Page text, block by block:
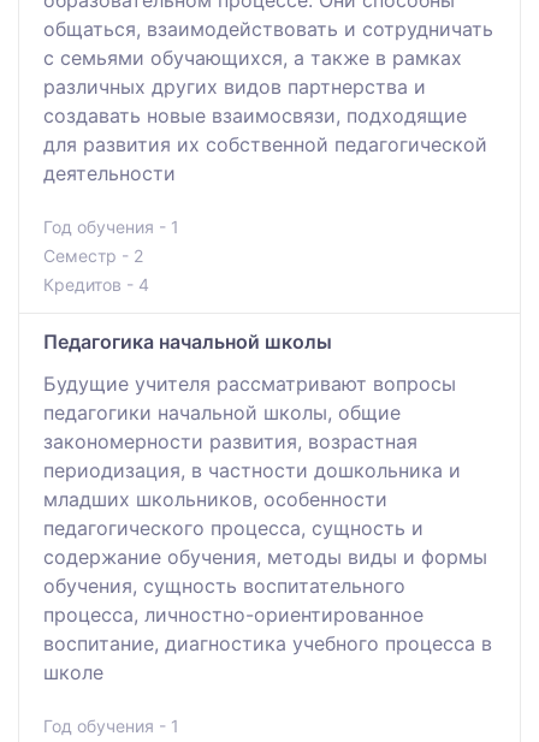
общаться, взаимодействовать и сотрудничать
с семьями обучающихся, а также в рамках
различных других видов партнерства и
создавать новые взаимосвязи, подходящие
для развития их собственной педагогической
деятельности
Год обучения - 1
Семестр - 2
Кредитов - 4
Педагогика начальной школы
Будущие учителя рассматривают вопросы
педагогики начальной школы, общие
закономерности развития, возрастная
периодизация, в частности дошкольника и
младших школьников, особенности
педагогического процесса, сущность и
содержание обучения, методы виды и формы
обучения, сущность воспитательного
процесса, личностно-ориентированное
воспитание, диагностика учебного процесса в
школе
Год обучения - 1